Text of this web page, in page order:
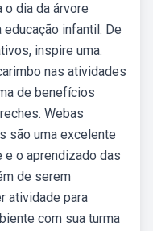
dia da árvore
infantil. De
inspire uma.
nas atividades
de benefícios
Webas
são uma excelente
o aprendizado das
de serem
atividade para
com sua turma